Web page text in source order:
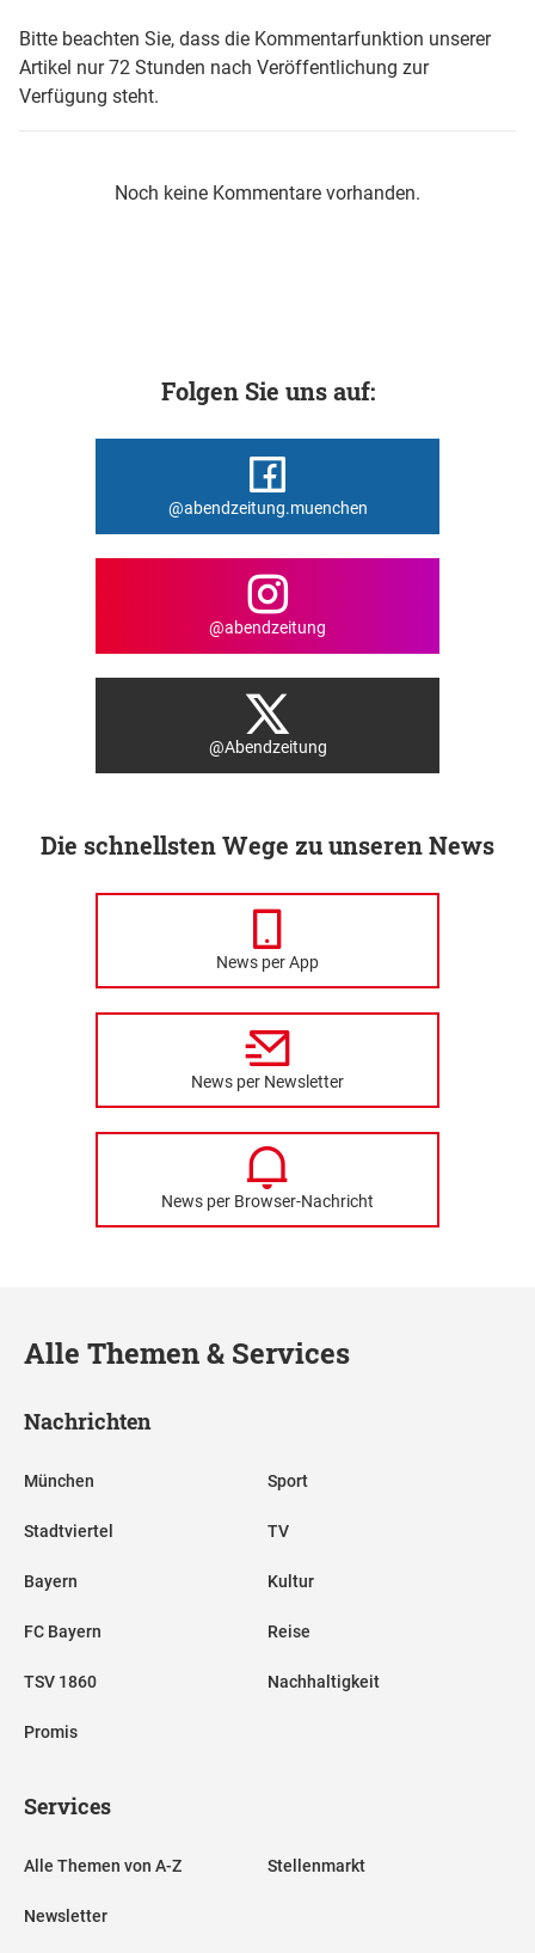
Bitte beachten Sie, dass die Kommentarfunktion unserer
Artikel nur 72 Stunden nach Veröffentlichung zur
Verfügung steht.
Noch keine Kommentare vorhanden.
Folgen Sie uns auf:
@abendzeitung.muenchen
@abendzeitung
@Abendzeitung
Die schnellsten Wege zu unseren News
News per App
News per Newsletter
News per Browser-Nachricht
Alle Themen & Services
Nachrichten
München
Stadtviertel
Bayern
FC Bayern
TSV 1860
Promis
Sport
TV
Kultur
Reise
Nachhaltigkeit
Services
Alle Themen von A-Z
Newsletter
Stellenmarkt